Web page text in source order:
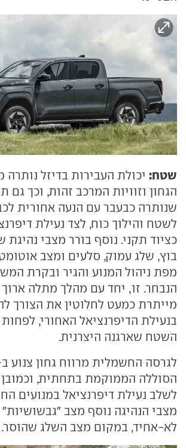
שטח: יכולת העבירות בדיזל נותרה
הגחון וזוויות המרכב זהות, וכך
שנותרה כבעבר עם הנעה אחורית
לשטח והילוך כוח, לצד נעילת
כציוד תקני. נוסף בורר מצבי
בוץ, שלג עמוק, סלעים ומצב
מפת ניהול המנוע והגיר ובקרת
הנבחר. זו, יחד עם מהלך מתלה
מייתרת כמעט לחלוטין את הצורך
בנעילת הדיפרנציאל האחורי,
השטח שארגנה היצרנית.
הסוללה הממוקמת בתחתית,
לשלב נעילת דיפרנציאל במנועים
מצבי הנהיגה נוסף מצב
לא-אחיד, במקום מצב השלג שהוסר.